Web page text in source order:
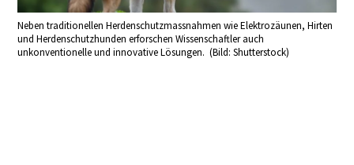
Neben traditionellen Herdenschutzmassnahmen wie Elektrozäunen, Hirten
und Herdenschutzhunden erforschen Wissenschaftler auch
unkonventionelle und innovative Lösungen. (Bild: Shutterstock)